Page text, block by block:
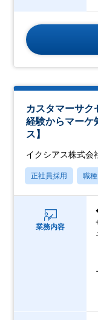
カスタマーサク
経験からマーケ
ス】
イクシアス株式会
正社員採用 職
業務内容